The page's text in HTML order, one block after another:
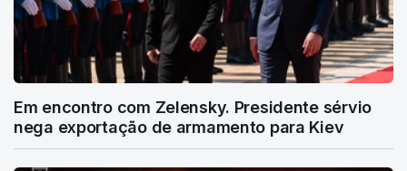
Em encontro com Zelensky. Presidente sérvio
nega exportação de armamento para Kiev